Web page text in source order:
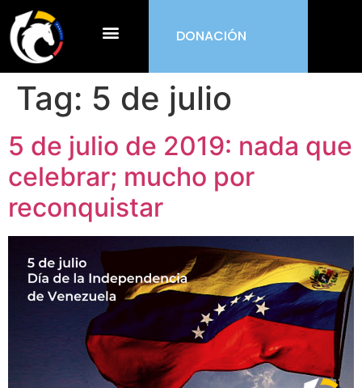
DONACIÓN
Tag: 5 de julio
5 de julio de 2019: nada que
celebrar; mucho por
reconquistar